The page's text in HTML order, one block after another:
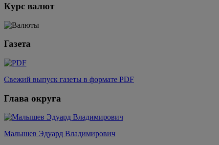
Курс валют
Газета
Свежий выпуск газеты в формате PDF
Глава округа
Малышев Эдуард Владимирович